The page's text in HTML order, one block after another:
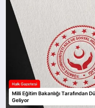
TEKNOLOJI
YAŞAM